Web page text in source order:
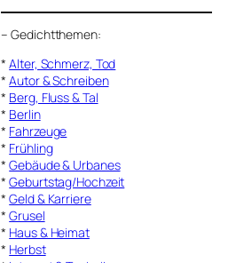
–Gedichtthemen:
*Alter, Schmerz, Tod
*Autor & Schreiben
* Berg, Fluss & Tal
* Berlin
* Fahrzeuge
* Frühling
*Gebäude & Urbanes
*Geburtstag/Hochzeit
*Geld & Karriere
*Grusel
* Haus & Heimat
* Herbst